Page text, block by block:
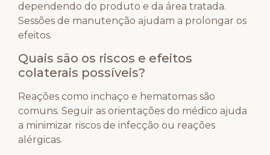
dependendo do produto e da área tratada.
Sessões de manutenção ajudam a prolongar os
efeitos.
Quais são os riscos e efeitos
colaterais possíveis?
Reações como inchaço e hematomas são
comuns. Seguir as orientações do médico ajuda
a minimizar riscos de infecção ou reações
alérgicas.